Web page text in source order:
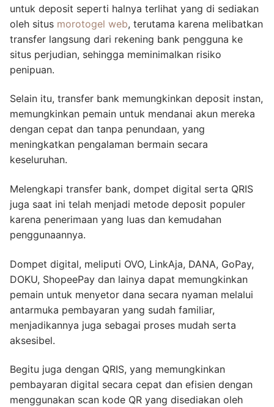
untuk deposit seperti halnya terlihat yang di sediakan
oleh situs morotogel web, terutama karena melibatkan
transfer langsung dari rekening bank pengguna ke
situs perjudian, sehingga meminimalkan risiko
penipuan.
Selain itu, transfer bank memungkinkan deposit instan,
memungkinkan pemain untuk mendanai akun mereka
dengan cepat dan tanpa penundaan, yang
meningkatkan pengalaman bermain secara
keseluruhan.
Melengkapi transfer bank, dompet digital serta QRIS
juga saat ini telah menjadi metode deposit populer
karena penerimaan yang luas dan kemudahan
penggunaannya.
Dompet digital, meliputi OVO, LinkAja, DANA, GoPay,
DOKU, ShopeePay dan lainya dapat memungkinkan
pemain untuk menyetor dana secara nyaman melalui
antarmuka pembayaran yang sudah familiar,
menjadikannya juga sebagai proses mudah serta
aksesibel.
Begitu juga dengan QRIS, yang memungkinkan
pembayaran digital secara cepat dan efisien dengan
menggunakan scan kode QR yang disediakan oleh